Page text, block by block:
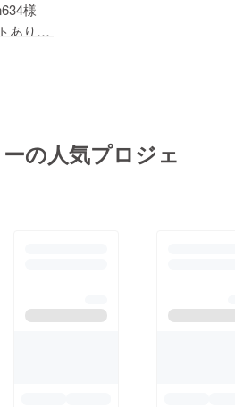
し、今
ミ等で
いま
様
ありが
公立学
のでご
の人気プロジェ